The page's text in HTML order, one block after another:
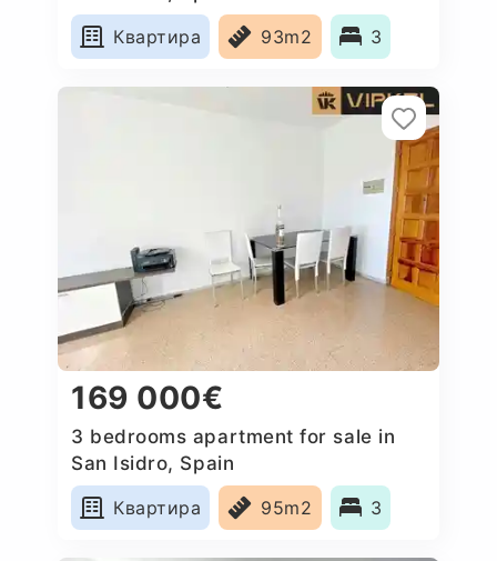
Квартира
93m2 3
169 000€
3 bedrooms apartment for sale in
San Isidro, Spain
Квартира
95m2 3